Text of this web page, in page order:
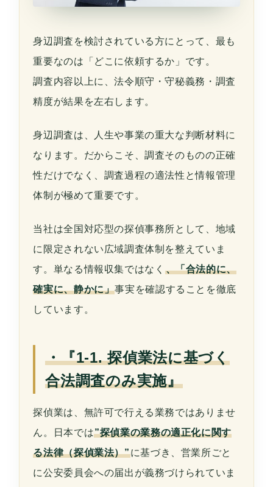
身辺調査を検討されている方にとって、最も
重要なのは「どこに依頼するか」です。
調査内容以上に、法令順守・守秘義務・調査
精度が結果を左右します。
身辺調査は、人生や事業の重大な判断材料に
なります。だからこそ、調査そのものの正確
性だけでなく、調査過程の適法性と情報管理
体制が極めて重要です。
当社は全国対応型の探偵事務所として、地域
に限定されない広域調査体制を整えていま
す。単なる情報収集ではなく 、「合法的に、
確実に、静かに」事実を確認することを徹底
しています。
・『1-1. 探偵業法に基づく
合法調査のみ実施』
探偵業は、無許可で行える業務ではありませ
ん。日本では”探偵業の業務の適正化に関す
る法律（探偵業法）”に基づき、営業所ごと
に公安委員会への届出が義務づけられていま